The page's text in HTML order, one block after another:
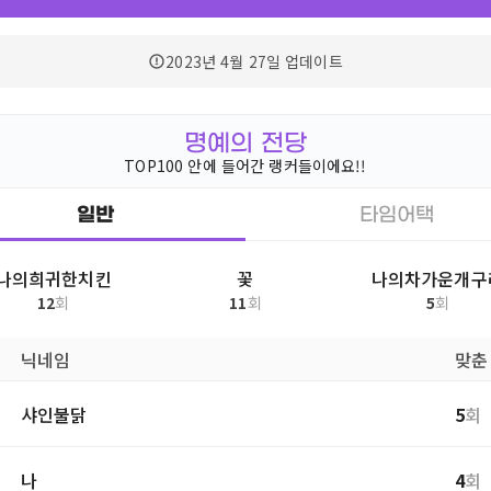
2023년 4월 27일 업데이트
명예의 전당
TOP100 안에 들어간 랭커들이에요!!
일반 타임어택
의희귀한치킨
12회
꽃
11회
나의차가운개구
5회
닉네임 맞
샤인불닭 5회
나 4회